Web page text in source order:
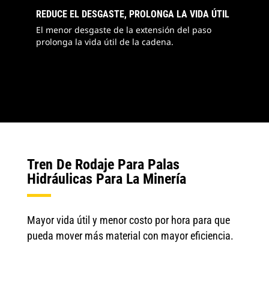
REDUCE EL DESGASTE, PROLONGA LA VIDA ÚTIL
El menor desgaste de la extensión del paso
prolonga la vida útil de la cadena.
Tren De Rodaje Para Palas
Hidráulicas Para La Minería
Mayor vida útil y menor costo por hora para que
pueda mover más material con mayor eficiencia.